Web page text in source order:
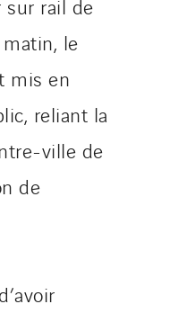
sur rail de
le
mis en
reliant la
ville de
de